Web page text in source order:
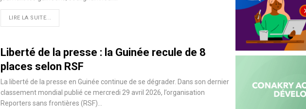
LIRE LA SUITE...
Liberté de la presse : la Guinée recule de 8
places selon RSF
La liberté de la presse en Guinée continue de se dégrader. Dans son dernier
classement mondial publié ce mercredi 29 avril 2026, l’organisation
Reporters sans frontières (RSF)…